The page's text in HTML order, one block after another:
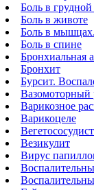
Боль в грудной
Боль в животе
Боль в
Боль в спине
Бронхиальная
Бронхит
Бурсит.
Вазомоторный
Варикозное
Варикоцеле
Везикулит
Вирус